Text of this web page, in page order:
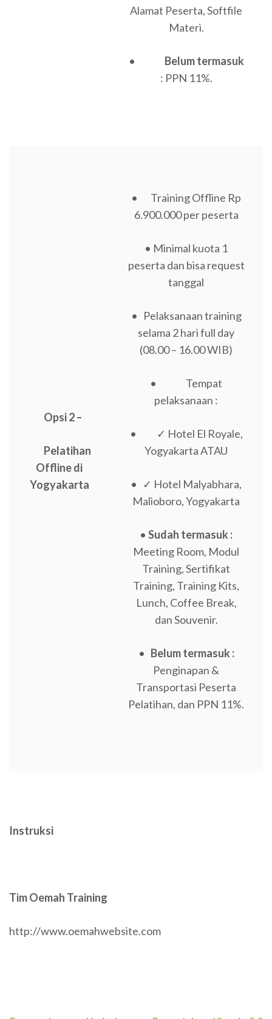
Alamat Peserta, Softfile
Materi.
• Belum termasuk
: PPN 11%.
Opsi 2 –
Pelatihan
Offline di
Yogyakarta
• Training Offline Rp
6.900.000 per peserta
• Minimal kuota 1
peserta dan bisa request
tanggal
• Pelaksanaan training
selama 2 hari full day
(08.00 – 16.00 WIB)
• Tempat
pelaksanaan :
• ✓ Hotel El Royale,
Yogyakarta ATAU
• ✓ Hotel Malyabhara,
Malioboro, Yogyakarta
• Sudah termasuk :
Meeting Room, Modul
Training, Sertifikat
Training, Training Kits,
Lunch, Coffee Break,
dan Souvenir.
• Belum termasuk :
Penginapan &
Transportasi Peserta
Pelatihan, dan PPN 11%.
Instruksi
Tim Oemah Training
http://www.oemahwebsite.com